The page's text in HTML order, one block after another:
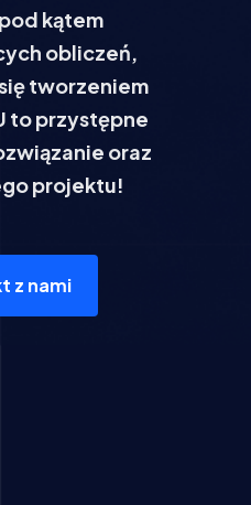
kątem
obliczeń,
tworzeniem
to przystępne
oraz
projektu!
z nami